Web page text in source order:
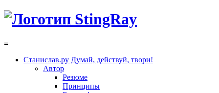
≡
Станислав.ру Думай, действуй, твори!
Автор
Резюме
Принципы